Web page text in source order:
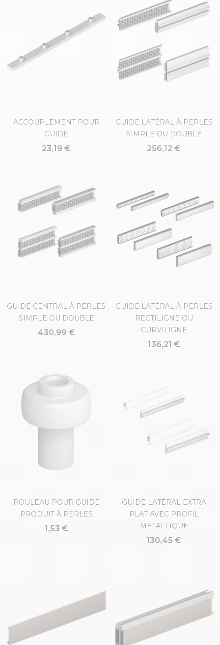
ACCOUPLEMENT POUR
GUIDE
23,19 €
GUIDE LATÉRAL À PERLES
SIMPLE OU DOUBLE
256,12 €
GUIDE CENTRAL À PERLES
SIMPLE OU DOUBLE
430,99 €
GUIDE LATÉRAL À PERLES
RECTILIGNE OU
CURVILIGNE
136,21 €
ROULEAU POUR GUIDE
PRODUIT À PERLES
1,53 €
GUIDE LATÉRAL EXTRA
PLAT AVEC PROFIL
MÉTALLIQUE
130,45 €